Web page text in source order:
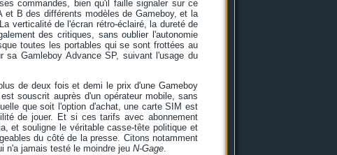
commandes, bien qu'il faille signaler sur ce
B des différents modèles de Gameboy, et la
verticalité de l'écran rétro-éclairé, la dureté de
des critiques, sans oublier l'autonomie
toutes les portables qui se sont frottées au
sa Gamleboy Advance SP, suivant l'usage du
de deux fois et demi le prix d'une Gameboy
souscrit auprès d'un opérateur mobile, sans
que soit l'option d'achat, une carte SIM est
de jouer. Et si ces tarifs avec abonnement
et souligne le véritable casse-tête politique et
du côté de la presse. Citons notamment
n'a jamais testé le moindre jeu N-Gage.